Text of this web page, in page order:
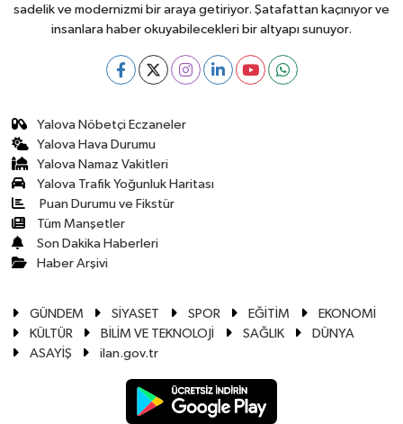
sadelik ve modernizmi bir araya getiriyor. Şatafattan kaçınıyor ve
insanlara haber okuyabilecekleri bir altyapı sunuyor.
Yalova Nöbetçi Eczaneler
Yalova Hava Durumu
Yalova Namaz Vakitleri
Yalova Trafik Yoğunluk Haritası
Puan Durumu ve Fikstür
Tüm Manşetler
Son Dakika Haberleri
Haber Arşivi
GÜNDEM SİYASET SPOR EĞİTİM
EKONOMİ
KÜLTÜR
BİLİM VE TEKNOLOJİ SAĞLIK
DÜNYA
ASAYİŞ
ilan.gov.tr